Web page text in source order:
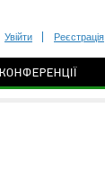
Увійти Реєстрація
КОНФЕРЕНЦІЇ